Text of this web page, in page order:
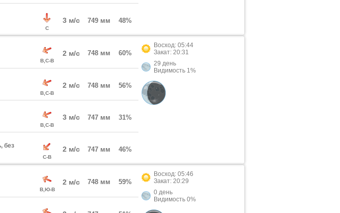
С
3 м/с 749 мм 48%
В,С-В
2 м/с 748 мм 60%
В,С-В
2 м/с 748 мм 56%
В,С-В
3 м/с 747 мм 31%
без
С-В
2 м/с 747 мм 46%
Восход: 05:44
Закат: 20:31
29 день
Видимость 1%
В,Ю-В
2 м/с 748 мм 59%
Восход: 05:46
Закат: 20:29
0 день
Видимость 0%